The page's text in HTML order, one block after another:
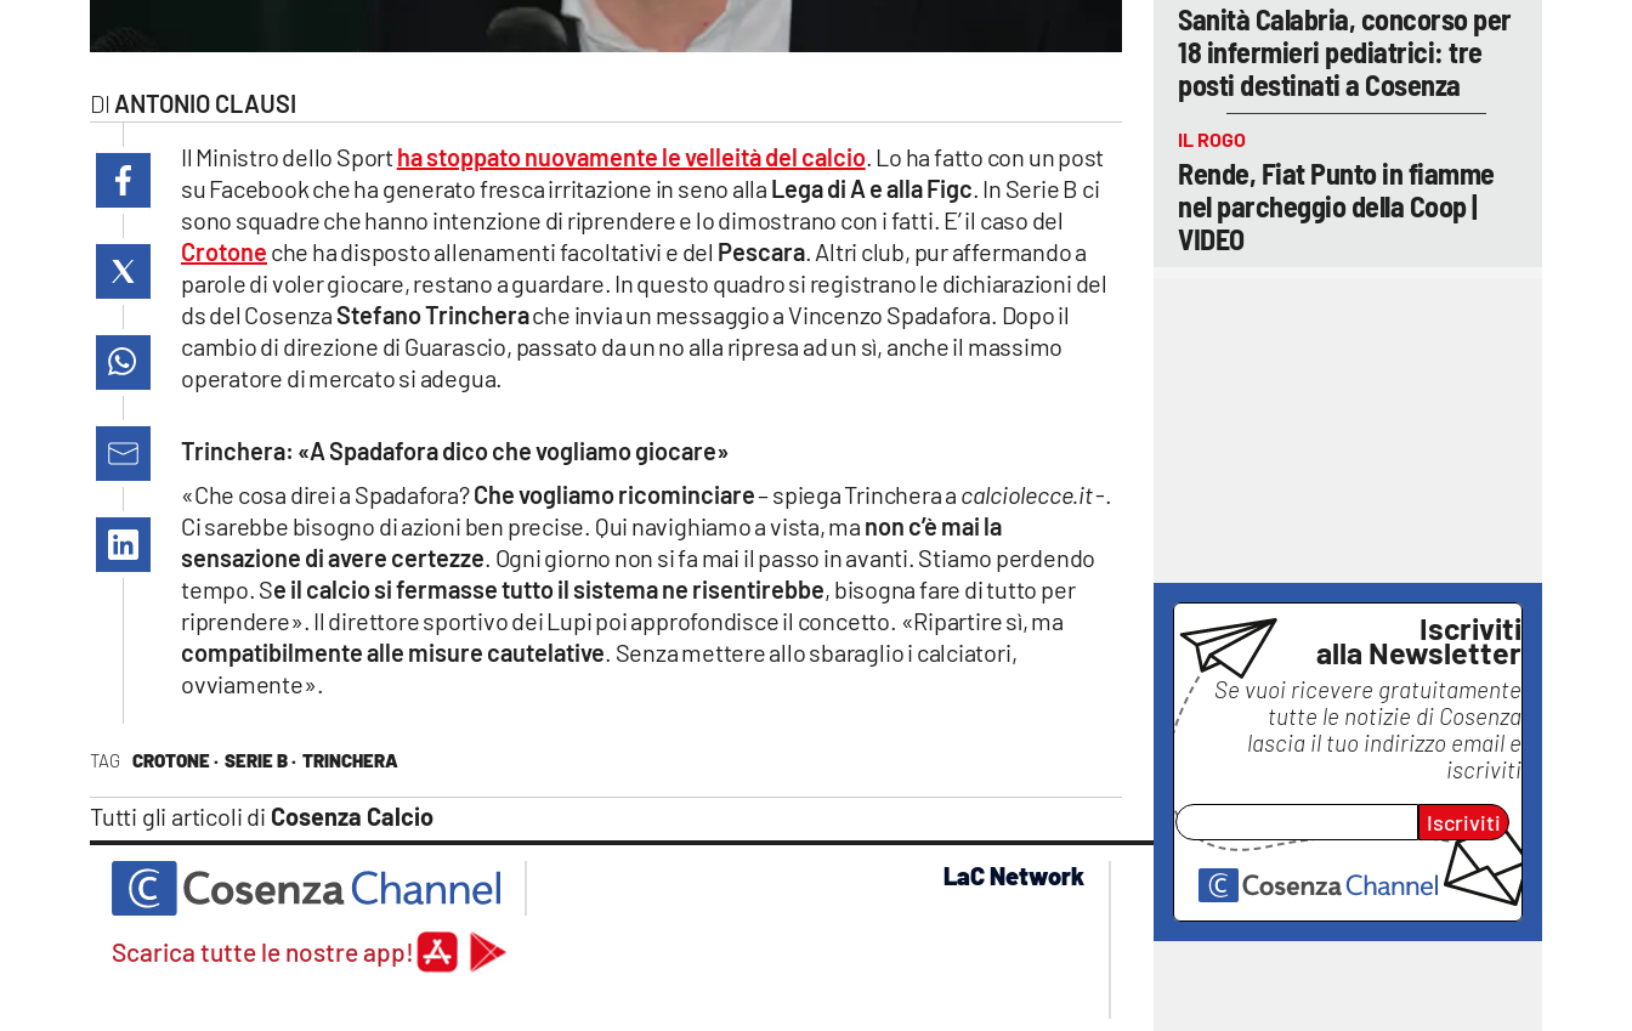
cosenzachannel.it
ilvibonese.it
catanzarochannel.it
Vai
ANTONIO CLAUSI
TAG CROTONE · SERIE B · TRINCHERA
Tutti gli articoli di Cosenza Calcio
Il Ministro dello Sportha stoppato nuovamente le velleità del calcio. Lo ha fatto con un post
su Facebook che ha generato fresca irritazione in seno alla Lega di A e alla Figc. In Serie B ci
sono squadre che hanno intenzione di riprendere e lo dimostrano con i fatti. E’ il caso del
Crotone che ha disposto allenamenti facoltativi e del Pescara. Altri club, pur affermando a
parole di voler giocare, restano a guardare. In questo quadro si registrano le dichiarazioni del
ds del CosenzaStefano Trincherache invia un messaggio a Vincenzo Spadafora. Dopo il
cambio di direzione di Guarascio, passato da un no alla ripresa ad un sì, anche il massimo
operatore di mercato si adegua.
Trinchera: «A Spadafora dico che vogliamo giocare»
«Che cosa direi a Spadafora?Che vogliamo ricominciare– spiega Trinchera a calciolecce.it-.
Ci sarebbe bisogno di azioni ben precise. Qui navighiamo a vista, ma non c’è mai la
sensazione di avere certezze. Ogni giorno non si fa mai il passo in avanti. Stiamo perdendo
tempo. Se il calcio si fermasse tutto il sistema ne risentirebbe, bisogna fare di tutto per
riprendere». Il direttore sportivo dei Lupi poi approfondisce il concetto. «Ripartire sì, ma
compatibilmente alle misure cautelative. Senza mettere allo sbaraglio i calciatori,
ovviamente».
Sanità Calabria, concorso per
18 infermieri pediatrici: tre
posti destinati a Cosenza
IL ROGO
Rende, Fiat Punto in fiamme
nel parcheggio della Coop |
VIDEO
Iscriviti
alla Newsletter
Se vuoi ricevere gratuitamente
tutte le notizie di Cosenza
lascia il tuo indirizzo email e
iscriviti
Iscriviti
Scarica tutte le nostre app!
LaC Network
lacplay.it
lactv.it
lacitymag.it
lacapitalenews.it